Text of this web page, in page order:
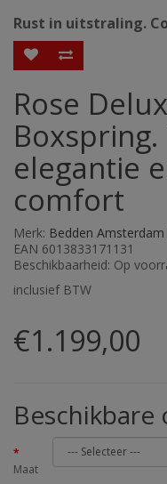
Rust in uitstraling.
Rose
elegantie
comfort
Merk: Bedden Amsterdam
EAN 6013833171131
Beschikbaarheid: Op
inclusief BTW
€1.199,00
Beschikbare
Maat